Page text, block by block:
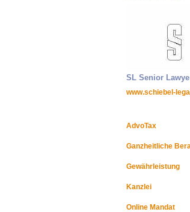
SL Senior
www.schiebel-
AdvoTax
Ganzheitliche
Gewährleistung
Kanzlei
Online Mandat